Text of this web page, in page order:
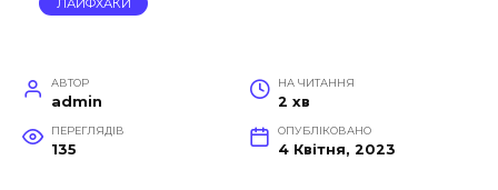
ЛАЙФХАКИ
АВТОР
admin
НА ЧИТАННЯ
2 хв
ПЕРЕГЛЯДІВ
135
ОПУБЛІКОВАНО
4 Квітня, 2023